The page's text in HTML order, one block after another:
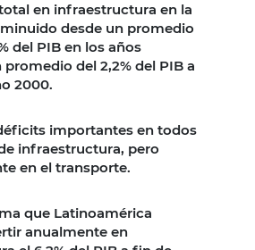
en infraestructura en la
desde un promedio
del PIB en los años
del 2,2% del PIB a
2000.
importantes en todos
infraestructura, pero
en el transporte.
que Latinoamérica
anualmente en